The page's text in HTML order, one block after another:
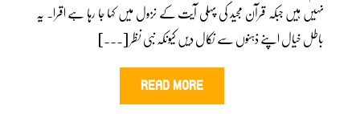
نہیں ہیں جبکہ قرآن مجید کی پہلی آیت کے نزول میں کہا جا رہا ہے اقرا۔ یہ
باطل خیال اپنے ذہنوں سے نکال دیں کیونکہ نبی نظر [...]
READ MORE